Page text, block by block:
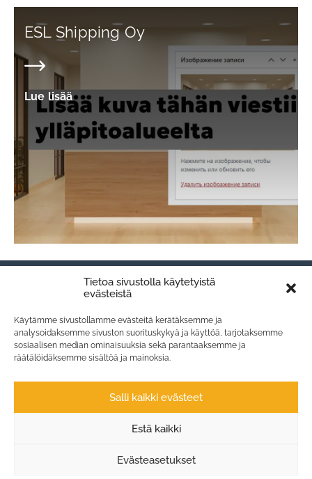
Tietoa sivustolla käytetyistä
evästeistä
Käytämme sivustollamme evästeitä kerätäksemme ja
analysoidaksemme sivuston suorituskykyä ja käyttöä, tarjotaksemme
sosiaalisen median ominaisuuksia sekä parantaaksemme ja
räätälöidäksemme sisältöä ja mainoksia.
Salli kaikki evästeet
Estä kaikki
Evästeasetukset
ESL Shipping Oy
Lue lisää